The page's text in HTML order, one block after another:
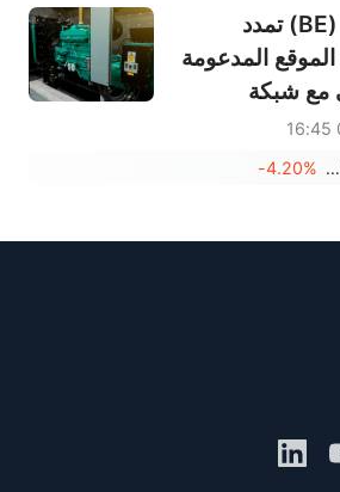
شركة بلوم إنرجي (BE) تمدد
المدعومة
مع شبكة
BLOOM ENERGY CORP
-4.20%